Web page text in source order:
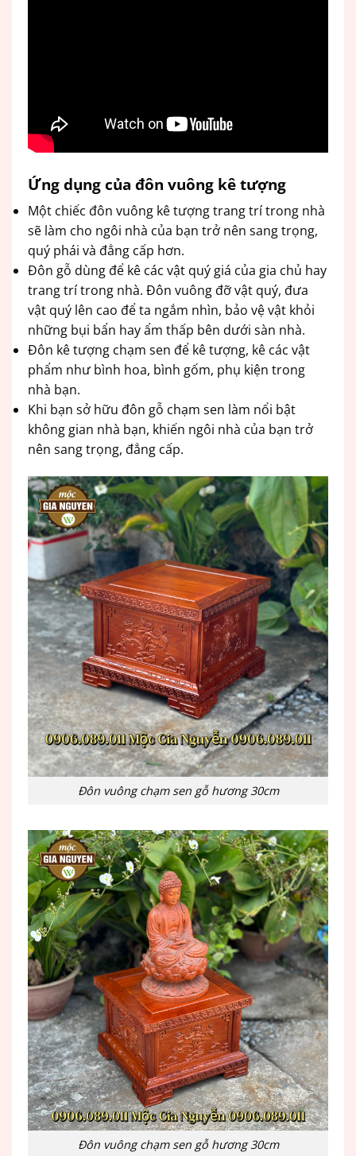
Ứng dụng của đôn vuông kê tượng
Một chiếc đôn vuông kê tượng trang trí trong nhà
sẽ làm cho ngôi nhà của bạn trở nên sang trọng,
quý phái và đẳng cấp hơn.
Đôn gỗ dùng để kê các vật quý giá của gia chủ hay
trang trí trong nhà. Đôn vuông đỡ vật quý, đưa
vật quý lên cao để ta ngắm nhìn, bảo vệ vật khỏi
những bụi bẩn hay ẩm thấp bên dưới sàn nhà.
Đôn kê tượng chạm sen để kê tượng, kê các vật
phẩm như bình hoa, bình gốm, phụ kiện trong
nhà bạn.
Khi bạn sở hữu đôn gỗ chạm sen làm nổi bật
không gian nhà bạn, khiến ngôi nhà của bạn trở
nên sang trọng, đẳng cấp.
Đôn vuông chạm sen gỗ hương 30cm
Đôn vuông chạm sen gỗ hương 30cm